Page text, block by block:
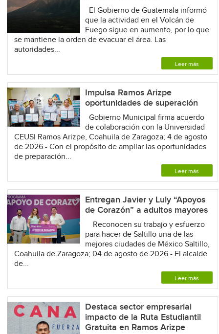
El Gobierno de Guatemala informó
que la actividad en el Volcán de
Fuego sigue en aumento, por lo que
se mantiene la orden de evacuar el área. Las
autoridades...
Leer más
Impulsa Ramos Arizpe
oportunidades de superación
Gobierno Municipal firma acuerdo
de colaboración con la Universidad
CEUSI Ramos Arizpe, Coahuila de Zaragoza; 4 de agosto
de 2026.- Con el propósito de ampliar las oportunidades
de preparación...
Leer más
Entregan Javier y Luly “Apoyos
de Corazón” a adultos mayores
Reconocen su trabajo y esfuerzo
para hacer de Saltillo una de las
mejores ciudades de México Saltillo,
Coahuila de Zaragoza; 04 de agosto de 2026.- El alcalde
de...
Leer más
Destaca sector empresarial
impacto de la Ruta Estudiantil
Gratuita en Ramos Arizpe